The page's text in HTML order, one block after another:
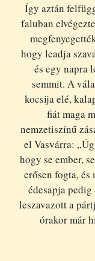
Így aztán
faluban
hogy leadja
és egy napra
semmit. A
kocsija elé,
fiát maga
nemzetiszínű
el Vasvárra:
hogy se ember,
erősen fogta, és
édesapja
leszavazott a
órakor már